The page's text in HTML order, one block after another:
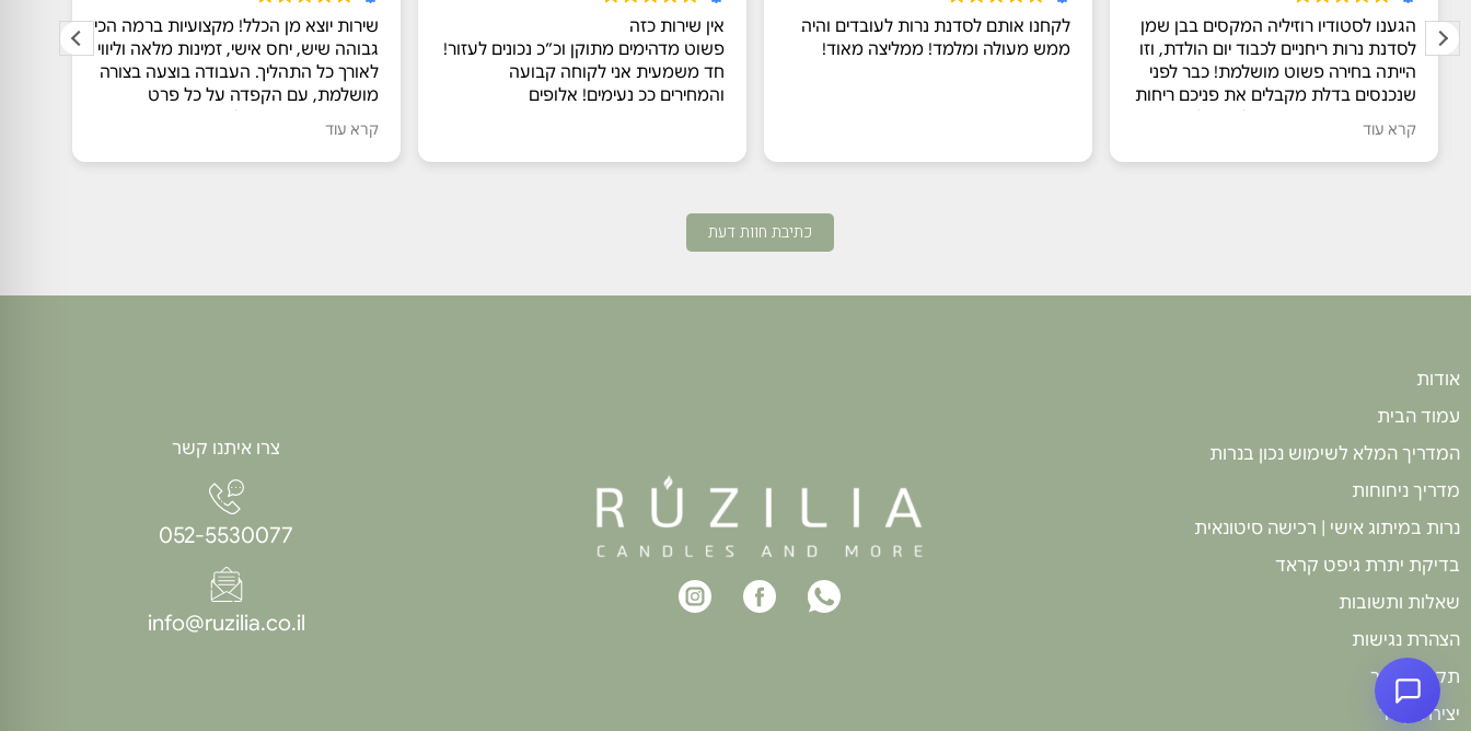
שירות יוצא מן הכלל! מקצועיות ברמה הכי
גבוהה שיש, יחס אישי, זמינות מלאה וליווי
לאורך כל התהליך. העבודה בוצעה בצורה
מושלמת, עם הקפדה על כל פרט
קרא עוד
אין שירות כזה
פשוט מדהימים מתוקן וכ״כ נכונים לעזור!
חד משמעית אני לקוחה קבועה
והמחירים ככ נעימים! אלופים
לקחנו אותם לסדנת נרות לעובדים והיה
ממש מעולה ומלמד! ממליצה מאוד!
הגענו לסטודיו רוזיליה המקסים בבן שמן
לסדנת נרות ריחניים לכבוד יום הולדת, וזו
הייתה בחירה פשוט מושלמת! כבר לפני
שנכנסים בדלת מקבלים את פניכם ריחות
​מור אירחה אותנו מכל הלב עם הסברים
מרתקים על החומרים והתהליך, ואפילו
לכל מי שרוצה לחגוג בסטייל!
קרא עוד
כתיבת חוות דעת
אודות
עמוד הבית
המדריך המלא לשימוש נכון בנרות
מדריך ניחוחות
נרות במיתוג אישי | רכישה סיטונאית
בדיקת יתרת גיפט קראד
שאלות ותשובות
הצהרת נגישות
תקנון האתר
יצירת קשר
צרו איתנו קשר
052-5530077
info@ruzilia.co.il